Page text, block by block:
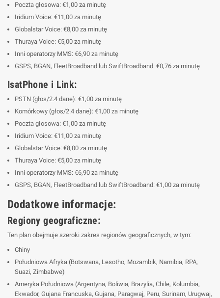
Poczta głosowa: €1,00 za minutę
Iridium Voice: €11,00 za minutę
Globalstar Voice: €8,00 za minutę
Thuraya Voice: €5,00 za minutę
Inni operatorzy MMS: €6,90 za minutę
GSPS, BGAN, FleetBroadband lub SwiftBroadband: €0,76 za minutę
IsatPhone i Link:
PSTN (głos/2.4 dane): €1,00 za minutę
Komórkowy (głos/2.4 dane): €1,00 za minutę
Poczta głosowa: €1,00 za minutę
Iridium Voice: €11,00 za minutę
Globalstar Voice: €8,00 za minutę
Thuraya Voice: €5,00 za minutę
Inni operatorzy MMS: €6,90 za minutę
GSPS, BGAN, FleetBroadband lub SwiftBroadband: €1,00 za minutę
Dodatkowe informacje:
Regiony geograficzne:
Ten plan obejmuje szeroki zakres regionów geograficznych, w tym:
Chiny
Południowa Afryka (Botswana, Lesotho, Mozambik, Namibia, RPA,
Suazi, Zimbabwe)
Ameryka Południowa (Argentyna, Boliwia, Brazylia, Chile, Kolumbia,
Ekwador, Gujana Francuska, Gujana, Paragwaj, Peru, Surinam, Urugwaj,